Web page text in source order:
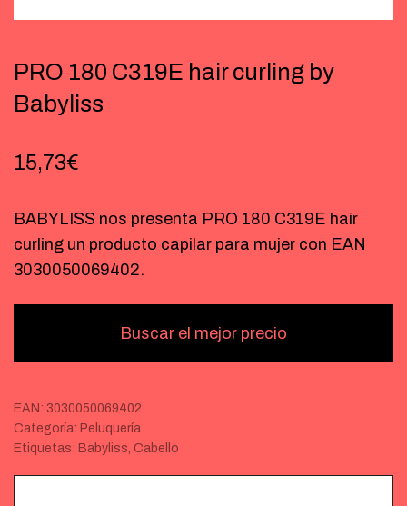
PRO 180 C319E hair curling by
Babyliss
15,73€
BABYLISS nos presenta PRO 180 C319E hair
curling un producto capilar para mujer con EAN
3030050069402.
Buscar el mejor precio
EAN: 3030050069402
Categoría: Peluquería
Etiquetas: Babyliss, Cabello